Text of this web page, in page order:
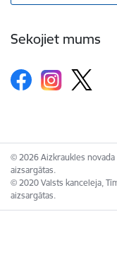
Sekojiet mums
© 2026 Aizkraukles
aizsargātas.
© 2020 Valsts kanceleja,
aizsargātas.